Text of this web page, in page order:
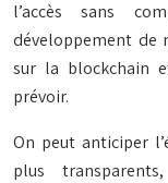
l’accès sans
développement de
sur la blockchain
prévoir.
On peut anticiper
plus